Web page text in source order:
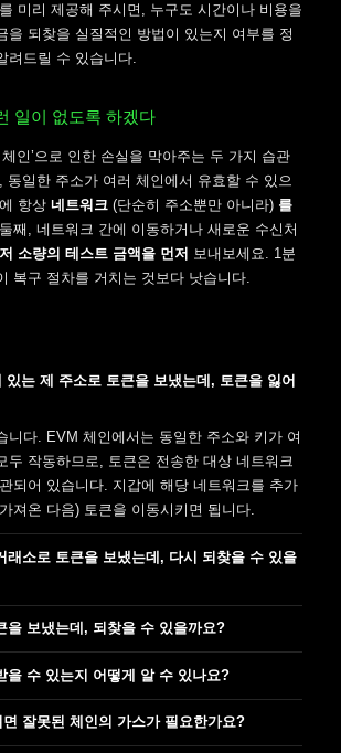
미리 제공해 주시면, 누구도 시간이나 비용을
을 되찾을 실질적인 방법이 있는지 여부를 정
려드릴 수 있습니다.
일이 없도록 하겠다
인’으로 인한 손실을 막아주는 두 가지 습관
동일한 주소가 여러 체인에서 유효할 수 있으
항상 네트워크 (단순히 주소뿐만 아니라) 를
째, 네트워크 간에 이동하거나 새로운 수신처
소량의 테스트 금액을 먼저 보내보세요. 1분
복구 절차를 거치는 것보다 낫습니다.
있는 제 주소로 토큰을 보냈는데, 토큰을 잃어
니다. EVM 체인에서는 동일한 주소와 키가 여
두 작동하므로, 토큰은 전송한 대상 네트워크
되어 있습니다. 지갑에 해당 네트워크를 추가
져온 다음) 토큰을 이동시키면 됩니다.
래소로 토큰을 보냈는데, 다시 되찾을 수 있을
을 보냈는데, 되찾을 수 있을까요?
을 수 있는지 어떻게 알 수 있나요?
잘못된 체인의 가스가 필요한가요?